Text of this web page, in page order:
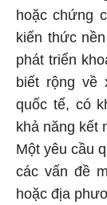
hoặc chứng
kiến thức
phát triển
biết rộng về
quốc tế, có
khả năng kết
Một yêu cầu
các vấn đề
hoặc địa